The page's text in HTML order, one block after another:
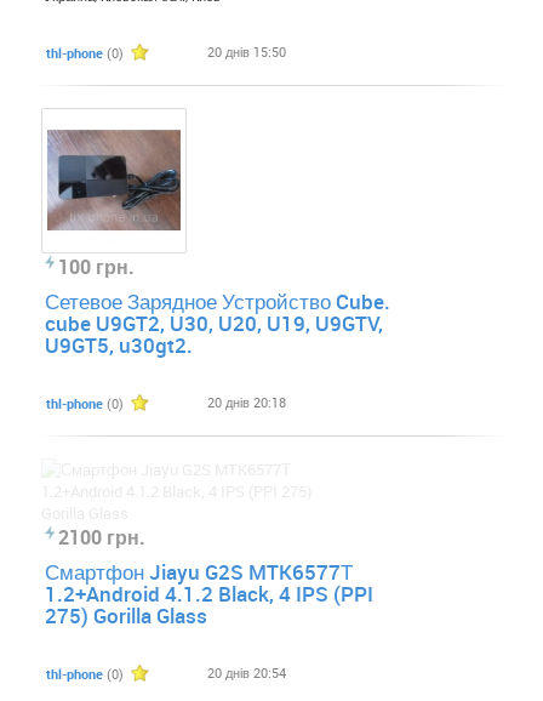
thl-phone (0) 20 днів 15:50
100 грн.
Сетевое Зарядное Устройство Cube.
cube U9GT2, U30, U20, U19, U9GTV,
U9GT5, u30gt2.
thl-phone (0) 20 днів 20:18
2100 грн.
Смартфон Jiayu G2S MTK6577Т
1.2+Android 4.1.2 Black, 4 IPS (PPI
275) Gorilla Glass
thl-phone (0) 20 днів 20:54